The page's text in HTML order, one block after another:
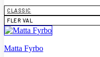
CLASSIC
FLER VAL
Matta Fyrbo